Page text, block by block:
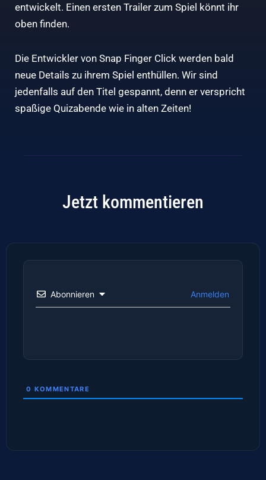
entwickelt. Einen ersten Trailer zum Spiel könnt ihr
oben finden.
Die Entwickler von Snap Finger Click werden bald
neue Details zu ihrem Spiel enthüllen. Wir sind
jedenfalls auf den Titel gespannt, denn er verspricht
spaßige Quizabende wie in alten Zeiten!
Jetzt kommentieren
Abonnieren Anmelden
0 KOMMENTARE